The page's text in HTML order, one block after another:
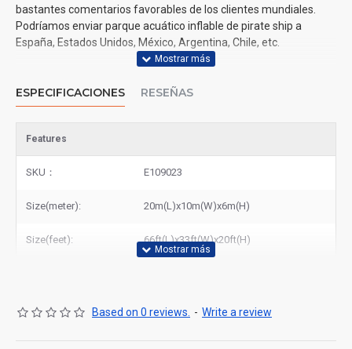
bastantes comentarios favorables de los clientes mundiales.
Podríamos enviar parque acuático inflable de pirate ship a
España, Estados Unidos, México, Argentina, Chile, etc.
ESPECIFICACIONES RESEÑAS
Features
SKU： E109023
Size(meter): 20m(L)x10m(W)x6m(H)
Size(feet): 66ft(L)x33ft(W)x20ft(H)
Based on 0 reviews. - Write a review